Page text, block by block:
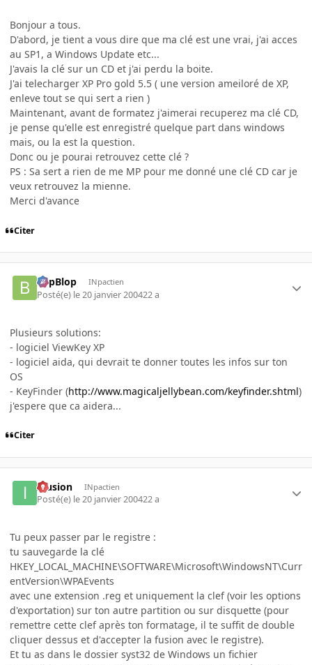
Bonjour a tous.
D'abord, je tient a vous dire que ma clé est une vrai, j'ai acces
au SP1, a Windows Update etc...
J'avais la clé sur un CD et j'ai perdu la boite.
J'ai telecharger XP Pro gold 5.5 ( une version ameiloré de XP,
enleve tout se qui sert a rien )
Maintenant, avant de formatez j'aimerai recuperez ma clé CD,
je pense qu'elle est enregistré quelque part dans windows
mais, ou la est la question.
Donc ou je pourai retrouvez cette clé ?
PS : Sa sert a rien de me MP pour me donné une clé CD car je
veux retrouvez la mienne.
Merci d'avance
Citer
BlipBlop INpactien
Posté(e) le 20 janvier 200422 a
Plusieurs solutions:
- logiciel ViewKey XP
- logiciel aida, qui devrait te donner toutes les infos sur ton
OS
- KeyFinder (http://www.magicaljellybean.com/keyfinder.shtml)
j'espere que ca aidera...
Citer
Illusion INpactien
Posté(e) le 20 janvier 200422 a
Tu peux passer par le registre :
tu sauvegarde la clé
HKEY_LOCAL_MACHINE\SOFTWARE\Microsoft\WindowsNT\Curr
entVersion\WPAEvents
avec une extension .reg et uniquement la clef (voir les options
d'exportation) sur ton autre partition ou sur disquette (pour
remettre cette clef après ton formatage, il te suffit de double
cliquer dessus et d'accepter la fusion avec le registre).
Et tu as dans le dossier syst32 de Windows un fichier